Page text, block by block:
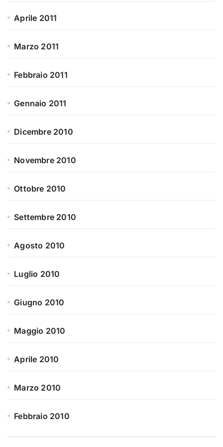
Aprile 2011
Marzo 2011
Febbraio 2011
Gennaio 2011
Dicembre 2010
Novembre 2010
Ottobre 2010
Settembre 2010
Agosto 2010
Luglio 2010
Giugno 2010
Maggio 2010
Aprile 2010
Marzo 2010
Febbraio 2010